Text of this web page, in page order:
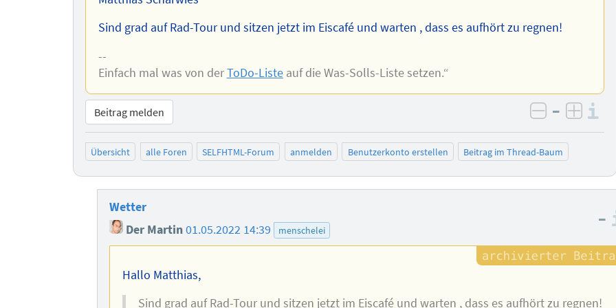
Sind grad auf Rad-Tour und sitzen jetzt im Eiscafé und warten , dass es aufhört zu regnen!
--
Einfach mal was von derToDo-Listeauf die Was-Solls-Liste setzen.“
Beitrag melden negativ
–
Übersicht alle Foren SELFHTML-Forum anmelden Benutzerkonto erstellen Beitrag im Thread-Baum
Wetter
Der Martin01.05.2022 14:39 menschelei
–
Hallo Matthias,
Sind grad auf Rad-Tour und sitzen jetzt im Eiscafé und warten , dass es aufhört zu regnen!